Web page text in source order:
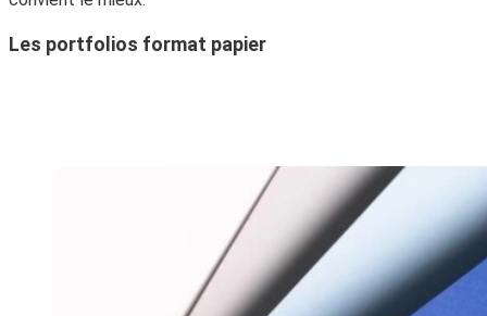
Les portfolios format papier